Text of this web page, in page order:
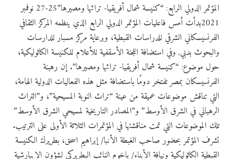
المؤتمر الدولي الرابع: “كنيسة شمال أفريقيا- تراثها ومصيرها”25-27 نوفمبر
2021بدأت أمس فاعليات المؤتمر الدولي الرابع الذي ينظمه المركز الثقافي
الفرنسيسكاني الشرقي للدراسات القبطية، وبرعاية مركز مسبار للدارسات
والبحوث بدبي, وفي استضافة اللجنة الأسقفية للأعلام للكنيسة الكاثوليكية،
حول موضوع: “كنيسة شمال أفريقيا- تراثها ومصيرها”. إن رهبنة
الفرنسيسكان بمصر تفتخر دومًا باستضافة مثل هذه الفعاليات الدولية الهامة،
التي تناقش موضوعات عميقة من عينة “تراث النوبة المسيحية”، و”التراث
الرهباني في الشرق الأوسط” و”المصادر التاريخية لمسيحي الشرق الأوسط”
تلك الموضوعات التي تمت مناقشتها في المؤتمرات الثلاثة الأولى على الترتيب.
تشرف المؤتمر بحضور صاحب الغبطة الأنبا/ إبراهيم اسحق، بطريرك الكنيسة
القبطية الكاثوليكية ونيافة الأبناء/ باخوم النائب البطريركي لشؤون الإيبارشية